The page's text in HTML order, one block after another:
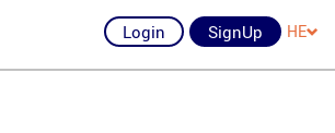
Login SignUp HE